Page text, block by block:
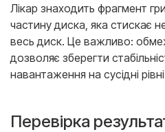
Лікар знаходить фрагмент
частину диска, яка стискає
весь диск. Це важливо:
дозволяє зберегти
навантаження на сусідні
Перевірка